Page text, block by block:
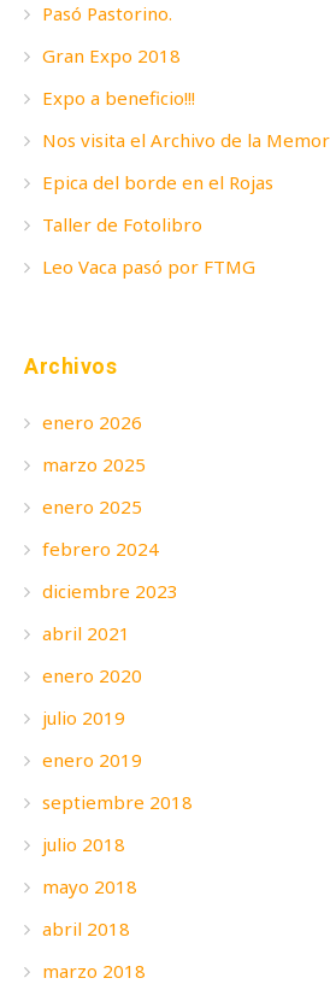
Pasó Pastorino.
Gran Expo 2018
Expo a beneficio!!!
Nos visita el Archivo de la
Epica del borde en el Rojas
Taller de Fotolibro
Leo Vaca pasó por FTMG
Archivos
enero 2026
marzo 2025
enero 2025
febrero 2024
diciembre 2023
abril 2021
enero 2020
julio 2019
enero 2019
septiembre 2018
julio 2018
mayo 2018
abril 2018
marzo 2018